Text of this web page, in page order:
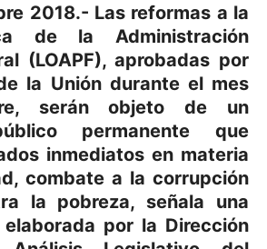
2018.- Las reformas a la
de la Administración
(LOAPF), aprobadas por
la Unión durante el mes
serán objeto de un
permanente que
inmediatos en materia
combate a la corrupción
la pobreza, señala una
por la Dirección